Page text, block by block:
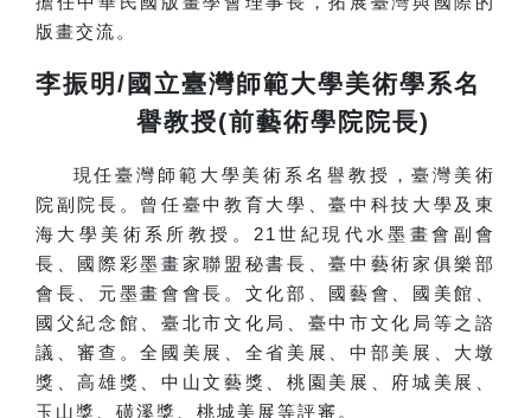
版畫交流。
李振明/國立臺灣師範大學美術學系名
譽教授(前藝術學院院長)
現任臺灣師範大學美術系名譽教授，臺灣美術
院副院長。曾任臺中教育大學、臺中科技大學及東
海大學美術系所教授。21世紀現代水墨畫會副會
長、國際彩墨畫家聯盟秘書長、臺中藝術家俱樂部
會長、元墨畫會會長。文化部、國藝會、國美館、
國父紀念館、臺北市文化局、臺中市文化局等之諮
議、審查。全國美展、全省美展、中部美展、大墩
獎、高雄獎、中山文藝獎、桃園美展、府城美展、
玉山獎、磺溪獎、桃城美展等評審。